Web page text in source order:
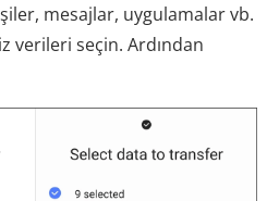
mesajlar, uygulamalar vb.
verileri seçin. Ardından